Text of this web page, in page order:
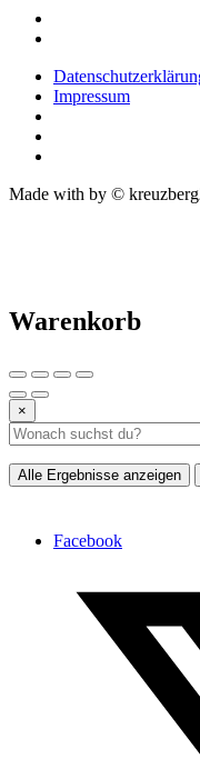
Impressum
Made with by ©
Warenkorb
×
Alle Ergebnisse anzeigen
Facebook